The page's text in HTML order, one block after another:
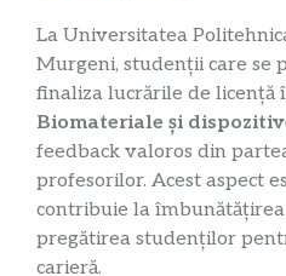
La Universitatea
Murgeni, studenții care se
finaliza lucrările de licență
Biomateriale și
feedback valoros din
profesorilor. Acest aspect
contribuie la
pregătirea studenților
carieră.